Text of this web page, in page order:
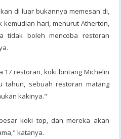
di luar bukannya memesan di,
hari, menurut Atherton,
tidak boleh mencoba restoran
17 restoran, koki bintang Michelin
tahun, sebuah restoran matang
kakinya."
koki top, dan mereka akan
katanya.